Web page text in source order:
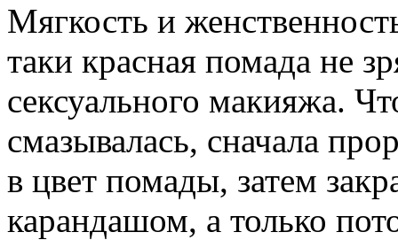
Мягкость и
таки красная помада не
сексуального макияжа.
смазывалась, сначала
в цвет помады, затем
карандашом, а только